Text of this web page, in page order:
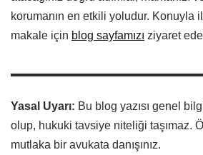
korumanın en etkili yoludur. Konuyla
makale için blog sayfamızı ziyaret
Yasal Uyarı: Bu blog yazısı genel
olup, hukuki tavsiye niteliği taşımaz.
mutlaka bir avukata danışınız.